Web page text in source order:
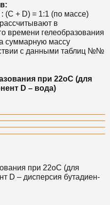
(С + D) = 1:1 (по массе)
в
времени гелеобразования
суммарную массу
с данными таблиц №№
при 22оС (для
D – вода)
при 22оС (для
D – дисперсия бутадиен-